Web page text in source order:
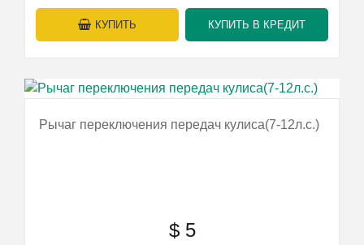
КУПИТЬ КУПИТЬ В КРЕДИТ
Рычаг переключения передач кулиса(7-12л.с.)
$5